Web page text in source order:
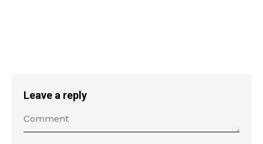
Leave a reply